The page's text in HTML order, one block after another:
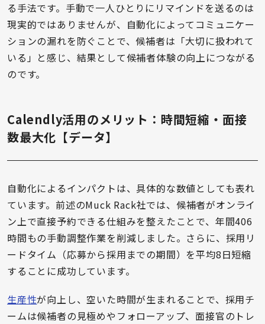
る手法です。手動で一人ひとりにリマインドを送るのは
現実的ではありませんが、自動化によってコミュニケー
ションの漏れを防ぐことで、候補者は「大切に扱われて
いる」と感じ、結果として候補者体験の向上につながる
のです。
Calendly活用のメリット：時間短縮・面接
数最大化【データ】
自動化によるインパクトは、具体的な数値としても表れ
ています。前述のMuck Rack社では、候補者がオンライ
ン上で直接予約できる仕組みを整えたことで、年間406
時間もの手動調整作業を削減しました。さらに、採用リ
ードタイム（応募から採用までの期間）を平均8日短縮
することに成功しています。
生産性が向上し、空いた時間が生まれることで、採用チ
ームは候補者の見極めやフォローアップ、面接官のトレ